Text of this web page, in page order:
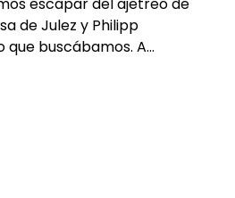
escapar del ajetreo de
de Julez y Philipp
buscábamos. A
vecinos que pasaban
de la finca para ver
una tranquilidad
de 120 habitantes.
principal atracción del fin